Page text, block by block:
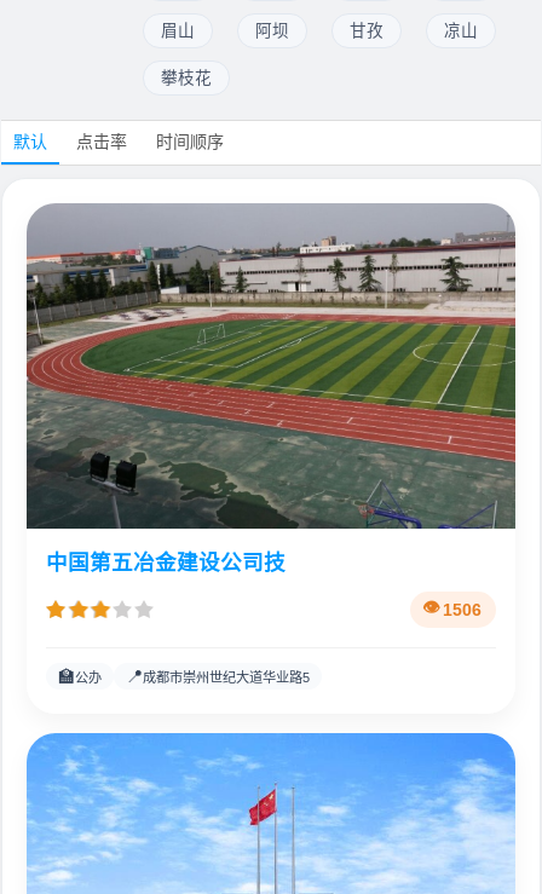
眉山 阿坝 甘孜 凉山
攀枝花
默认 点击率 时间顺序
中国第五冶金建设公司技
1506
🏫公办 📍成都市崇州世纪大道华业路5